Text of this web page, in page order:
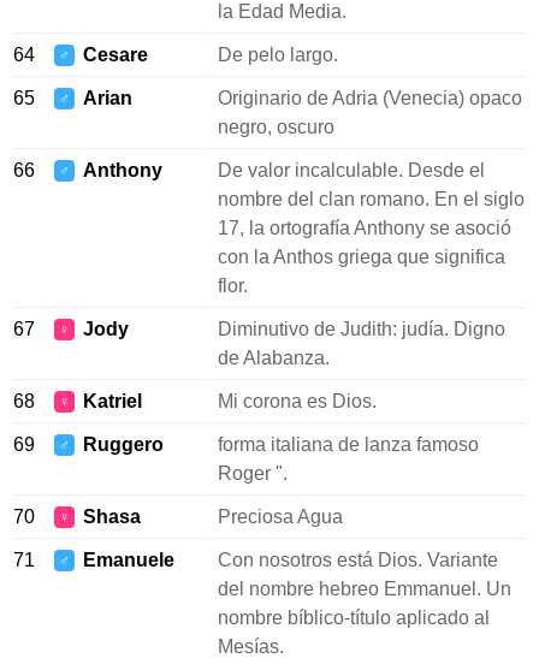
la Edad Media.
64 ♂ Cesare De pelo largo.
65 ♂ Arian
Originario de Adria (Venecia) opaco
negro, oscuro
66 ♂ Anthony
De valor incalculable. Desde el
nombre del clan romano. En el siglo
17, la ortografía Anthony se asoció
con la Anthos griega que significa
flor.
67 ♀ Jody
Diminutivo de Judith: judía. Digno
de Alabanza.
68 ♀ Katriel Mi corona es Dios.
69 ♂ Ruggero
forma italiana de lanza famoso
Roger ".
70 ♀ Shasa Preciosa Agua
71 ♂ Emanuele
Con nosotros está Dios. Variante
del nombre hebreo Emmanuel. Un
nombre bíblico-título aplicado al
Mesías.